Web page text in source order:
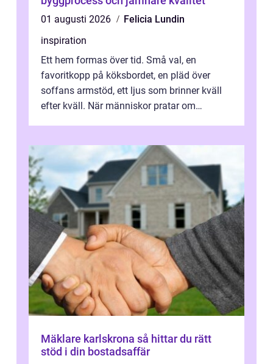
01 augusti 2026
Felicia Lundin
inspiration
Ett hem formas över tid. Små val, en
favoritkopp på köksbordet, en pläd över
soffans armstöd, ett ljus som brinner kväll
efter kväll. När människor pratar om
Mäklare karlskrona så hittar du rätt
stöd i din bostadsaffär